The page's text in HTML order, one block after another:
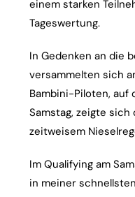
einem starken
Tageswertung.
In Gedenken an die
versammelten sich
Bambini-Piloten, auf
Samstag, zeigte
zeitweisem
Im Qualifying am
in meiner